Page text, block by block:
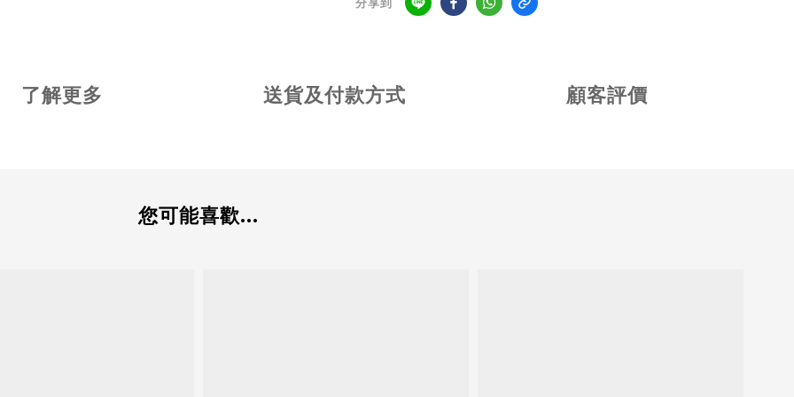
了解更多 送貨及付款方式 顧客評價
您可能喜歡...